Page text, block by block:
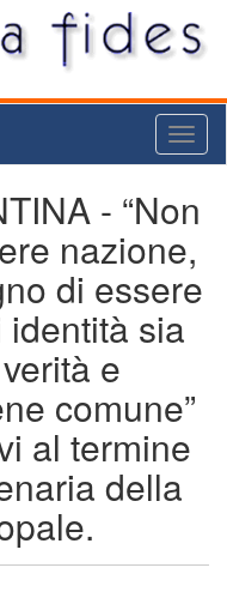
- “Non
nazione,
di essere
sia
e
comune”
al termine
della